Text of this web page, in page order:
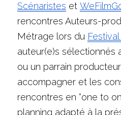
Scénaristes et
rencontres Auteurs-
Métrage lors du
auteur(e)s sélectionnés
ou un parrain
accompagner et les
rencontres en “one to
planning adapté à la